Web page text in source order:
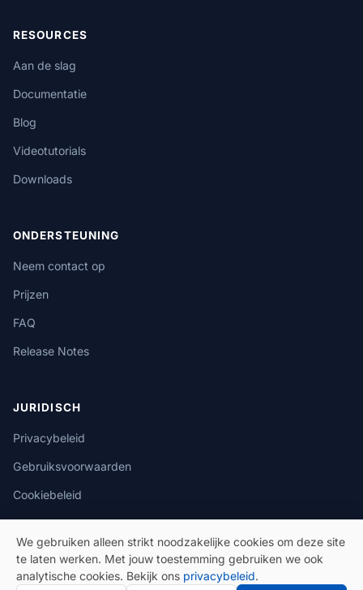
RESOURCES
Aan de slag
Documentatie
Blog
Videotutorials
Downloads
ONDERSTEUNING
Neem contact op
Prijzen
FAQ
Release Notes
JURIDISCH
Privacybeleid
Gebruiksvoorwaarden
Cookiebeleid
© 2026 eSeGeCe. Alle rechten voorbehouden.
We gebruiken alleen strikt noodzakelijke cookies om deze site
te laten werken. Met jouw toestemming gebruiken we ook
analytische cookies. Bekijk ons privacybeleid.